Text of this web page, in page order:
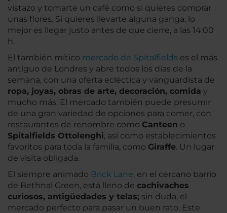
vistazo y tomarte un café como si quieres comprar
unas flores. Si quieres llevarte alguna ganga, lo
mejor es llegar justo antes de que cierre, a las 14:00
h.
El también mítico mercado de Spitalfields es el más
antiguo de Londres y abre todos los días de la
semana, con una oferta ecléctica y vanguardista de
ropa, joyas, obras de arte, decoración, comida y
mucho más. El mercado también puede presumir
de una gran variedad de opciones para comer, con
restaurantes de renombre como Canteen o
Spitalfields Ottolenghi, así como establecimientos
favoritos para toda la familia, como Giraffe. Un lugar
de visita obligada.
El siempre animado Brick Lane, en el cercano barrio
de Bethnal Green, está lleno de cachivaches
curiosos, antigüedades y telas; sin duda, el
mercado perfecto para pasar un buen rato. Este